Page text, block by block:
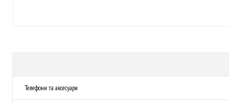
Телефони та аксесуари